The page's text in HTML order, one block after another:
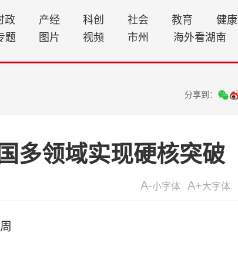
政 产经 科创 社会 教育 健康
题 图片 视频 市州 海外看湖南
分享到：
多领域实现硬核突破
A-小字体 A+大字体